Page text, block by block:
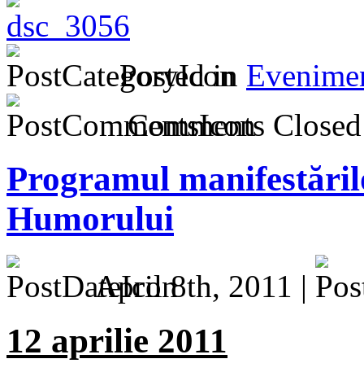
Posted in
Comments Closed
Programul
Humorului
April 8th, 2011 |
12 aprilie 2011